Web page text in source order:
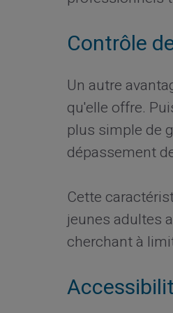
Contrôle
Un autre
qu'elle offre.
plus simple de
dépassement
Cette
jeunes adultes
cherchant à